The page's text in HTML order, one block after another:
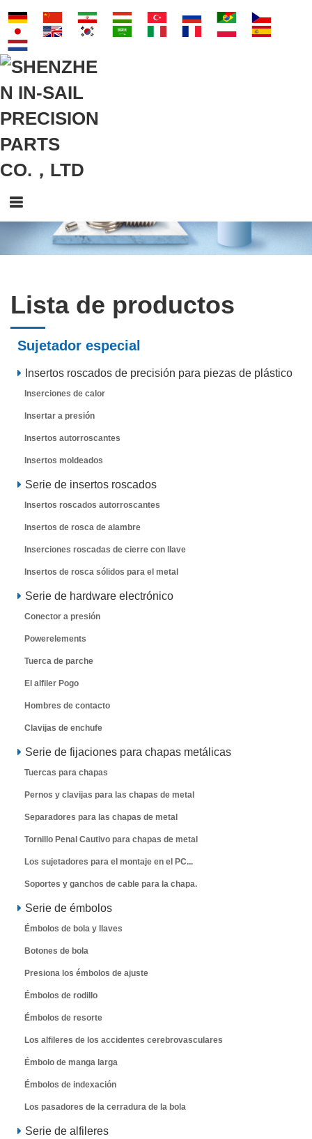
Lista de productos
Sujetador especial
Insertos roscados de precisión para piezas de plástico
Inserciones de calor
Insertar a presión
Insertos autorroscantes
Insertos moldeados
Serie de insertos roscados
Insertos roscados autorroscantes
Insertos de rosca de alambre
Inserciones roscadas de cierre con llave
Insertos de rosca sólidos para el metal
Serie de hardware electrónico
Conector a presión
Powerelements
Tuerca de parche
El alfiler Pogo
Hombres de contacto
Clavijas de enchufe
Serie de fijaciones para chapas metálicas
Tuercas para chapas
Pernos y clavijas para las chapas de metal
Separadores para las chapas de metal
Tornillo Penal Cautivo para chapas de metal
Los sujetadores para el montaje en el PC...
Soportes y ganchos de cable para la chapa.
Serie de émbolos
Émbolos de bola y llaves
Botones de bola
Presiona los émbolos de ajuste
Émbolos de rodillo
Émbolos de resorte
Los alfileres de los accidentes cerebrovasculares
Émbolo de manga larga
Émbolos de indexación
Los pasadores de la cerradura de la bola
Serie de alfileres